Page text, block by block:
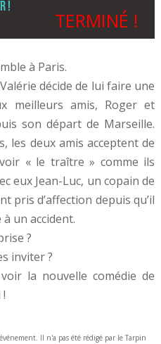
!
TERMINÉ !
à Paris.
décide de lui faire une
meilleurs amis, Roger et
son départ de Marseille.
les deux amis acceptent de
« le traître » comme ils
eux Jean-Luc, un copain de
pris d’affection depuis qu’il
un accident.
?
inviter ?
la nouvelle comédie de
Il n'a pas été rédigé par le Tarpin